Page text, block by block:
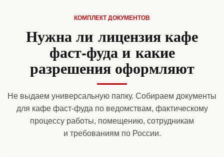
КОМПЛЕКТ ДОКУМЕНТОВ
Нужна ли лицензия кафе
фаст-фуда и какие
разрешения оформляют
Не выдаем универсальную папку. Собираем документы
для кафе фаст-фуда по ведомствам, фактическому
процессу работы, помещению, сотрудникам
и требованиям по России.